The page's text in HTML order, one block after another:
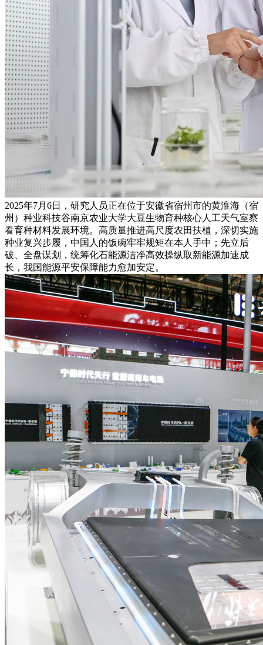
2025年7月6日，研究人员正在位于安徽省宿州市的黄淮海（宿
州）种业科技谷南京农业大学大豆生物育种核心人工天气室察
看育种材料发展环境。高质量推进高尺度农田扶植，深切实施
种业复兴步履，中国人的饭碗牢牢规矩在本人手中；先立后
破、全盘谋划，统筹化石能源洁净高效操纵取新能源加速成
长，我国能源平安保障能力愈加安定。